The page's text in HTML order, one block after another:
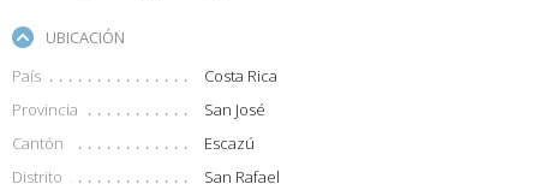
UBICACIÓN
País
Costa Rica
Provincia
San José
Cantón
Escazú
Distrito
San Rafael